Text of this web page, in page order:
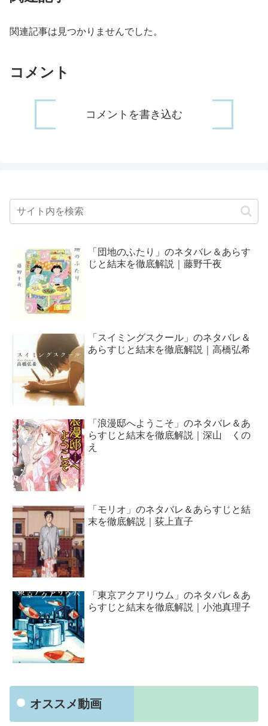
関連記事は見つかりませんでした。
コメント
コメントを書き込む
「団地のふたり」のネタバレ＆あらす
じと結末を徹底解説｜藤野千夜
「スイミングスクール」のネタバレ＆
あらすじと結末を徹底解説｜高橋弘希
「浪漫邸へようこそ」のネタバレ＆あ
らすじと結末を徹底解説｜深山 くの
え
「モリオ」のネタバレ＆あらすじと結
末を徹底解説｜荻上直子
「東京アクアリウム」のネタバレ＆あ
らすじと結末を徹底解説｜小池真理子
オススメ動画